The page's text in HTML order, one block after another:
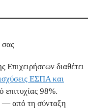
σας
Επιχειρήσεων διαθέτει
ΕΣΠΑ και
επιτυχίας 98%.
— από τη σύνταξη